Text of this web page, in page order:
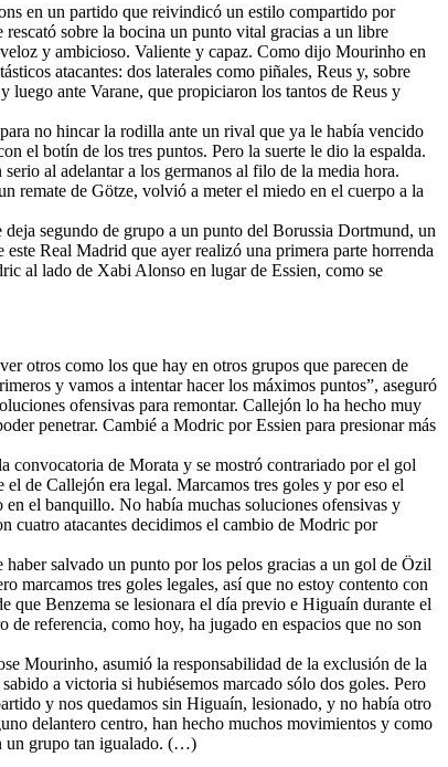
en un partido que reivindicó un estilo compartido por
sobre la bocina un punto vital gracias a un libre
y ambicioso. Valiente y capaz. Como dijo Mourinho en
atacantes: dos laterales como piñales, Reus y, sobre
ante Varane, que propiciaron los tantos de Reus y
no hincar la rodilla ante un rival que ya le había vencido
el botín de los tres puntos. Pero la suerte le dio la espalda.
al adelantar a los germanos al filo de la media hora.
remate de Götze, volvió a meter el miedo en el cuerpo a la
segundo de grupo a un punto del Borussia Dortmund, un
Real Madrid que ayer realizó una primera parte horrenda
al lado de Xabi Alonso en lugar de Essien, como se
otros como los que hay en otros grupos que parecen de
y vamos a intentar hacer los máximos puntos”, aseguró
ofensivas para remontar. Callejón lo ha hecho muy
penetrar. Cambié a Modric por Essien para presionar más
convocatoria de Morata y se mostró contrariado por el gol
de Callejón era legal. Marcamos tres goles y por eso el
el banquillo. No había muchas soluciones ofensivas y
cuatro atacantes decidimos el cambio de Modric por
haber salvado un punto por los pelos gracias a un gol de Özil
marcamos tres goles legales, así que no estoy contento con
que Benzema se lesionara el día previo e Higuaín durante el
referencia, como hoy, ha jugado en espacios que no son
Mourinho, asumió la responsabilidad de la exclusión de la
a victoria si hubiésemos marcado sólo dos goles. Pero
y nos quedamos sin Higuaín, lesionado, y no había otro
delantero centro, han hecho muchos movimientos y como
un grupo tan igualado. (…)